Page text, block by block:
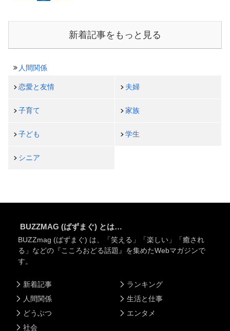
新着記事をもっと見る
人間関係
恋愛と友情 夫婦
子育て 家族
子ども 学生
シニア
BUZZMAG (ばずまぐ) とは…
BUZZmag (ばずまぐ) は、「笑える」「楽しい」「癒され
る」などの『こころおどる話題』を集めたWebマガジンで
す。
新着記事
人間関係
どうぶつ
社会
ランキング
生活と仕事
エンタメ